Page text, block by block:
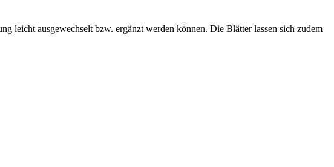
leicht ausgewechselt bzw. ergänzt werden können. Die Blätter lassen sich zudem